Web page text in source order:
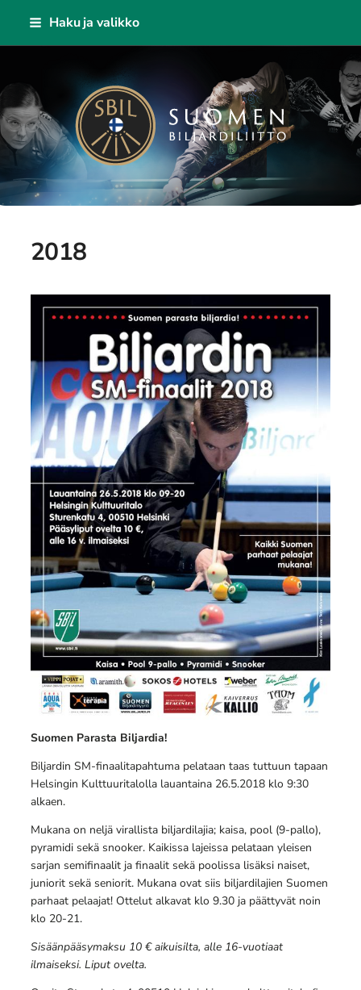
Siirry
Haku ja valikko
Suomen Biljardiliitto ry
2018
Suomen Parasta Biljardia!
Biljardin SM-finaalitapahtuma pelataan taas tuttuun tapaan
Helsingin Kulttuuritalolla lauantaina 26.5.2018 klo 9:30
alkaen.
Mukana on neljä virallista biljardilajia; kaisa, pool (9-pallo),
pyramidi sekä snooker. Kaikissa lajeissa pelataan yleisen
sarjan semifinaalit ja finaalit sekä poolissa lisäksi naiset,
juniorit sekä seniorit. Mukana ovat siis biljardilajien Suomen
parhaat pelaajat! Ottelut alkavat klo 9.30 ja päättyvät noin
klo 20-21.
Sisäänpääsymaksu 10 € aikuisilta, alle 16-vuotiaat
ilmaiseksi. Liput ovelta.